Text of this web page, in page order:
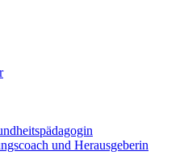
und Herausgeberin